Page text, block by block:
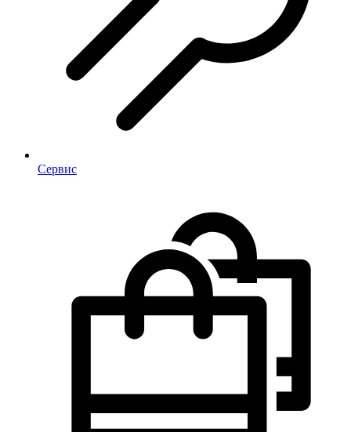
Сервис